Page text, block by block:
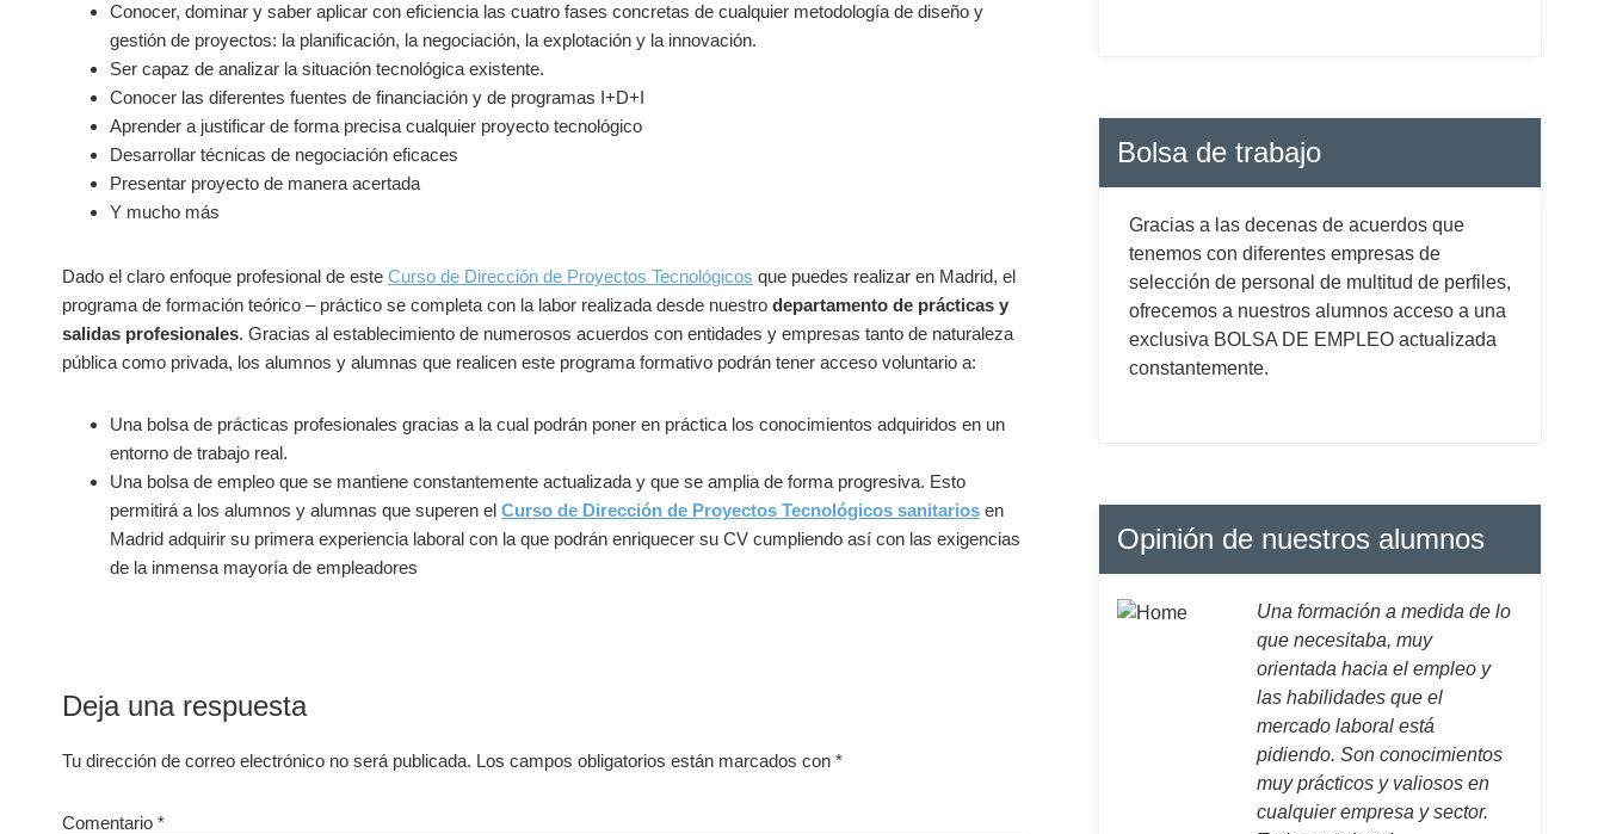
Conocer, dominar y saber aplicar con eficiencia las cuatro fases concretas de cualquier metodología de diseño y
gestión de proyectos: la planificación, la negociación, la explotación y la innovación.
Ser capaz de analizar la situación tecnológica existente.
Conocer las diferentes fuentes de financiación y de programas I+D+I
Aprender a justificar de forma precisa cualquier proyecto tecnológico
Desarrollar técnicas de negociación eficaces
Presentar proyecto de manera acertada
Y mucho más
Dado el claro enfoque profesional de este Curso de Dirección de Proyectos Tecnológicos que puedes realizar en Madrid, el
programa de formación teórico – práctico se completa con la labor realizada desde nuestro departamento de prácticas y
salidas profesionales. Gracias al establecimiento de numerosos acuerdos con entidades y empresas tanto de naturaleza
pública como privada, los alumnos y alumnas que realicen este programa formativo podrán tener acceso voluntario a:
Una bolsa de prácticas profesionales gracias a la cual podrán poner en práctica los conocimientos adquiridos en un
entorno de trabajo real.
Una bolsa de empleo que se mantiene constantemente actualizada y que se amplia de forma progresiva. Esto
permitirá a los alumnos y alumnas que superen el Curso de Dirección de Proyectos Tecnológicos sanitarios en
Madrid adquirir su primera experiencia laboral con la que podrán enriquecer su CV cumpliendo así con las exigencias
de la inmensa mayoría de empleadores
Interacciones
con
lectores
Deja una respuesta
Tu dirección de correo electrónico no será publicada. Los campos obligatorios están marcados con *
Comentario *
Bolsa de trabajo
Gracias a las decenas de acuerdos que
tenemos con diferentes empresas de
selección de personal de multitud de perfiles,
ofrecemos a nuestros alumnos acceso a una
exclusiva BOLSA DE EMPLEO actualizada
constantemente.
Opinión de nuestros alumnos
Una formación a medida de lo
que necesitaba, muy
orientada hacia el empleo y
las habilidades que el
mercado laboral está
pidiendo. Son conocimientos
muy prácticos y valiosos en
cualquier empresa y sector.